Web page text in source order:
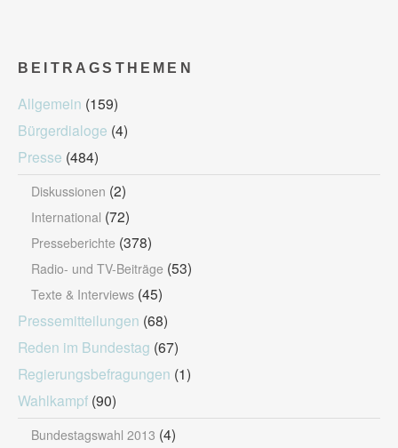
BEITRAGSTHEMEN
Allgemein (159)
Bürgerdialoge (4)
Presse (484)
Diskussionen (2)
International (72)
Presseberichte (378)
Radio- und TV-Beiträge (53)
Texte & Interviews (45)
Pressemitteilungen (68)
Reden im Bundestag (67)
Regierungsbefragungen (1)
Wahlkampf (90)
Bundestagswahl 2013 (4)